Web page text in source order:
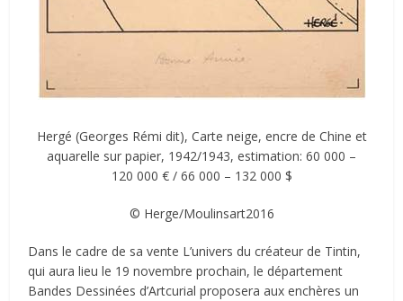
Hergé (Georges Rémi dit), Carte neige, encre de Chine et
aquarelle sur papier, 1942/1943, estimation: 60 000 –
120 000 € / 66 000 – 132 000 $
© Herge/Moulinsart2016
Dans le cadre de sa vente L’univers du créateur de Tintin,
qui aura lieu le 19 novembre prochain, le département
Bandes Dessinées d’Artcurial proposera aux enchères un